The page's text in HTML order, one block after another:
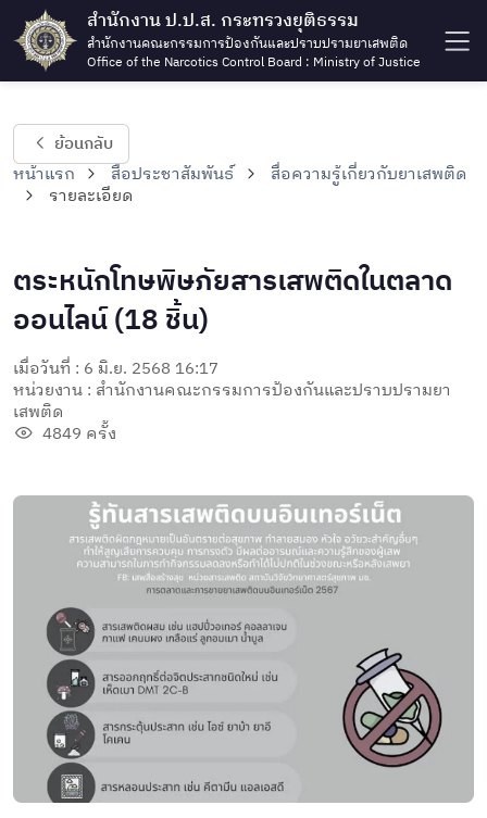
สำนักงาน ป.ป.ส. กระทรวงยุติธรรม
สำนักงานคณะกรรมการป้องกันและปราบปรามยาเสพติด
Office of the Narcotics Control Board : Ministry of Justice
ย้อนกลับ
หน้าแรก สื่อประชาสัมพันธ์
สื่อความรู้เกี่ยวกับยาเสพติด
รายละเอียด
ตระหนักโทษพิษภัยสารเสพติดในตลาด
ออนไลน์ (18 ชิ้น)
เมื่อวันที่ : 6 มิ.ย. 2568 16:17
หน่วยงาน : สำนักงานคณะกรรมการป้องกันและปราบปรามยา
เสพติด
4849 ครั้ง